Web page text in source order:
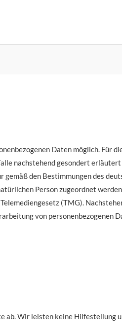
Daten möglich. Für
nachstehend gesondert
gemäß den Bestimmungen des
Person zugeordnet
(TMG).
von personenbezogenen
ab. Wir leisten keine Hilfestellung